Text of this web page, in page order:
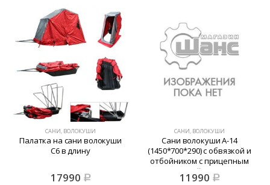
САНИ, ВОЛОКУШИ
Палатка на сани волокуши
С6 в длину
17990 Р
САНИ, ВОЛОКУШИ
Сани волокуши А-14
(1450*700*290) с обвязкой и
отбойником с прицепным
устройством
11990 Р